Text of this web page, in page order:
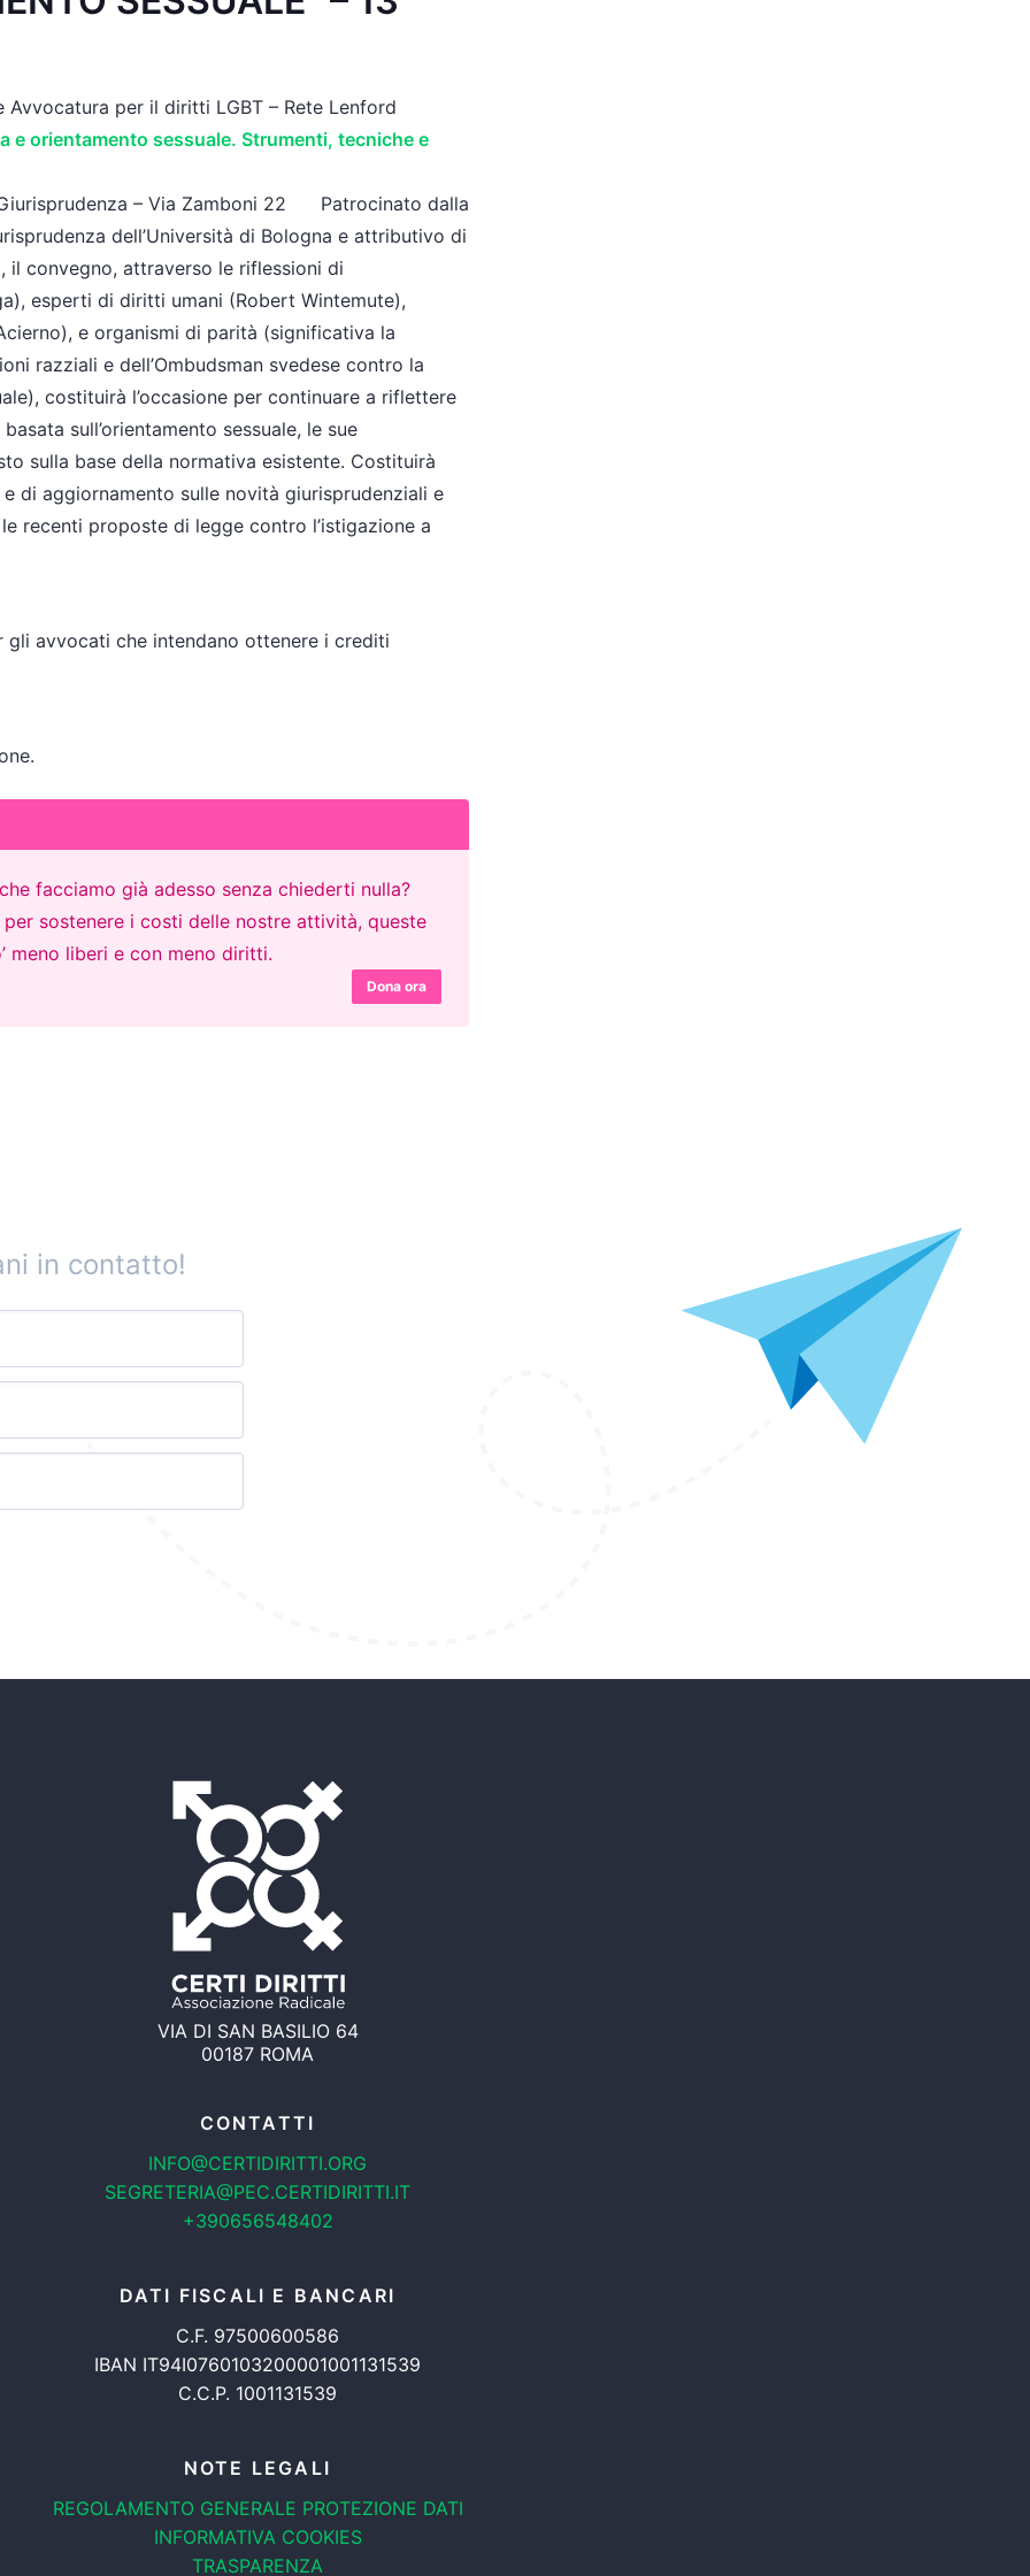
per il diritti LGBT – Rete Lenford
e orientamento sessuale. Strumenti, tecniche e
– Via Zamboni 22 Patrocinato dalla
dell’Università di Bologna e attributivo di
convegno, attraverso le riflessioni di
esperti di diritti umani (Robert Wintemute),
e organismi di parità (significativa la
razziali e dell’Ombudsman svedese contro la
costituirà l’occasione per continuare a riflettere
sull’orientamento sessuale, le sue
sulla base della normativa esistente. Costituirà
di aggiornamento sulle novità giurisprudenziali e
recenti proposte di legge contro l’istigazione a
avvocati che intendano ottenere i crediti
facciamo già adesso senza chiederti nulla?
sostenere i costi delle nostre attività, queste
meno liberi e con meno diritti.
Dona ora
in contatto!
VIA DI SAN BASILIO 64
00187 ROMA
CONTATTI
INFO@CERTIDIRITTI.ORG
SEGRETERIA@PEC.CERTIDIRITTI.IT
+390656548402
DATI FISCALI E BANCARI
C.F. 97500600586
IBAN IT94I0760103200001001131539
C.C.P. 1001131539
NOTE LEGALI
REGOLAMENTO GENERALE PROTEZIONE DATI
INFORMATIVA COOKIES
TRASPARENZA